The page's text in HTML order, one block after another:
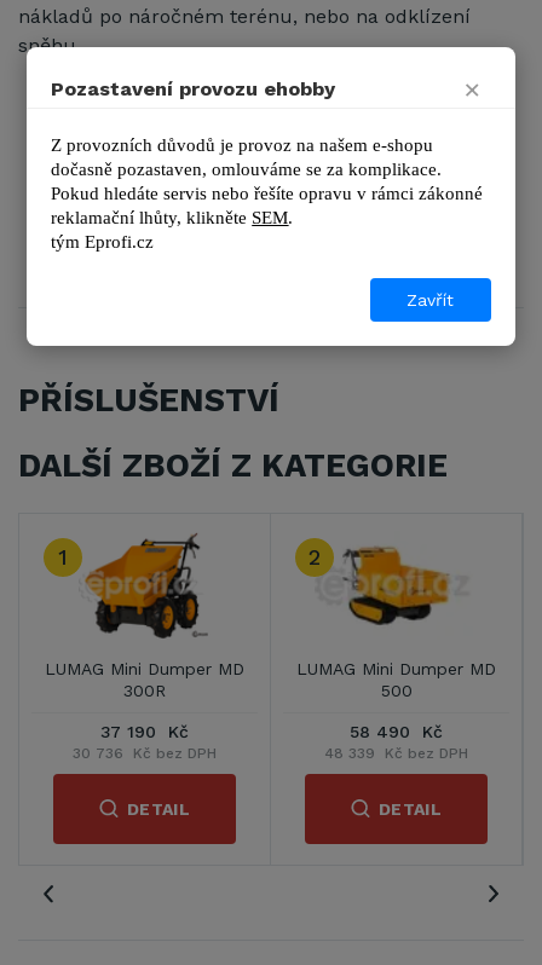
nákladů po náročném terénu, nebo na odklízení
sněhu.
kotoučová brzda
šířka stroje pouhých 700 mm dovoluje průjezd
dveřmi
nastavení rychlosti: 3 vpřed / 1 vzad
pojezdová rychlost až 4 km/h
PŘÍSLUŠENSTVÍ
DALŠÍ ZBOŽÍ Z KATEGORIE
MD
3
LUMAG Mini Dumper MD
68 241 Kč
56 397 Kč bez DPH
VeGA V12577
47 990 Kč
39 661 Kč bez
Pozastavení provozu ehobby ×
Z provozních důvodů je provoz na našem e-shopu
dočasně pozastaven, omlouváme se za komplikace.
Pokud hledáte servis nebo řešíte opravu v rámci zákonné
reklamační lhůty, klikněte SEM.
tým Eprofi.cz
Zavřít